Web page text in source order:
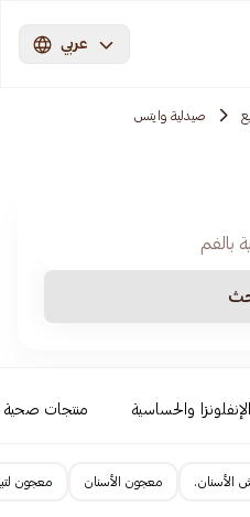
عربي
صيدلية وايتس
والحساسية منتجات صحية
الأسنان. معجون الأسنان معجون